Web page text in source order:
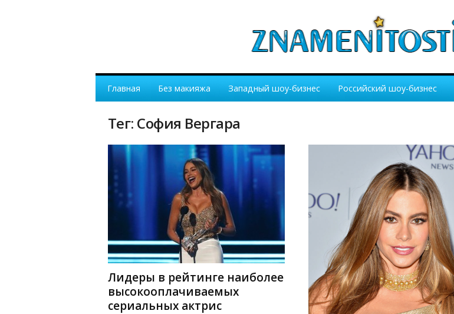
Главная Без макияжа Западный шоу-бизнес Российский шоу-бизнес
Тег: София Вергара
Лидеры в рейтинге наиболее
высокооплачиваемых
сериальных актрис